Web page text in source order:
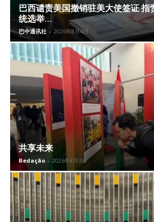
巴西谴责美国撤销驻美大使签证 指
统选举...
巴中通讯社 - 2026年8月4日
共享未来
Redação - 2026年8月3日